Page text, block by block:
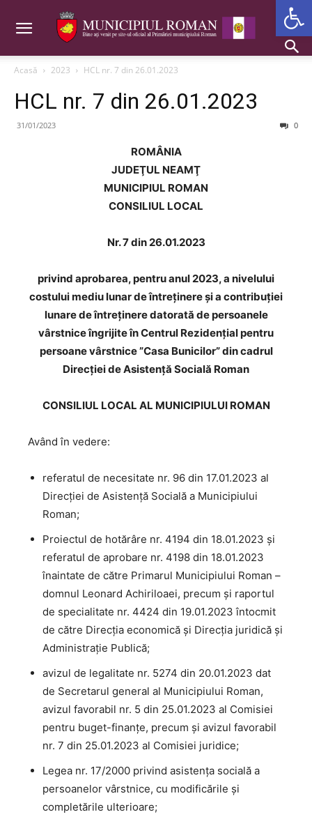
Acasă 2023 HCL nr. 7 din 26.01.2023
HCL nr. 7 din 26.01.2023
31/01/2023 0
ROMÂNIA
JUDEŢUL NEAMŢ
MUNICIPIUL ROMAN
CONSILIUL LOCAL
Nr. 7 din 26.01.2023
privind aprobarea, pentru anul 2023, a nivelului
costului mediulunar de întreţinere şi a contribuției
lunare de întreținere datorată de persoanele
vârstnice îngrijite în Centrul Rezidenţial pentru
persoane vârstnice”Casa Bunicilor”din cadrul
Direcției de Asistență Socială Roman
CONSILIUL LOCAL AL MUNICIPIULUI ROMAN
Având în vedere:
referatul de necesitate nr. 96 din 17.01.2023 al
Direcției de Asistență Socială a Municipiului
Roman;
Proiectul de hotărâre nr. 4194 din 18.01.2023 și
referatul de aprobare nr. 4198 din 18.01.2023
înaintate de către Primarul Municipiului Roman –
domnul Leonard Achiriloaei, precum și raportul
de specialitate nr. 4424 din 19.01.2023 întocmit
de către Direcția economică și Direcția juridică și
Administrație Publică;
avizul de legalitate nr. 5274 din 20.01.2023 dat
de Secretarul general al Municipiului Roman,
avizul favorabil nr. 5 din 25.01.2023 al Comisiei
pentru buget-finanțe, precum și avizul favorabil
nr. 7 din 25.01.2023 al Comisiei juridice;
Legea nr. 17/2000 privind asistenţa socială a
persoanelor vârstnice, cu modificările şi
completările ulterioare;